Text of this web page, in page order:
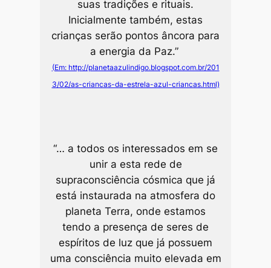
suas tradições e rituais.
Inicialmente também, estas
crianças serão pontos âncora para
a energia da Paz.”
(Em: http://planetaazulindigo.blogspot.com.br/201
3/02/as-criancas-da-estrela-azul-criancas.html)
“… a todos os interessados em se
unir a esta rede de
supraconsciência cósmica que já
está instaurada na atmosfera do
planeta Terra, onde estamos
tendo a presença de seres de
espíritos de luz que já possuem
uma consciência muito elevada em